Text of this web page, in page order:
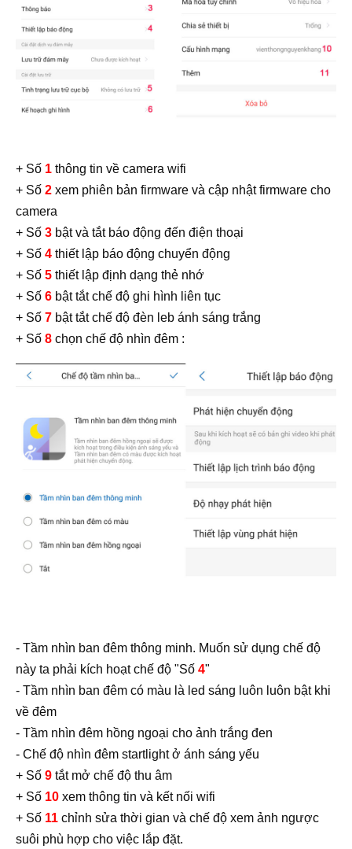
+ Số 1 thông tin về camera wifi
+ Số 2 xem phiên bản firmware và cập nhật firmware cho
camera
+ Số 3 bật và tắt báo động đến điện thoại
+ Số 4 thiết lập báo động chuyển động
+ Số 5 thiết lập định dạng thẻ nhớ
+ Số 6 bật tắt chế độ ghi hình liên tục
+ Số 7 bật tắt chế độ đèn leb ánh sáng trắng
+ Số 8 chọn chế độ nhìn đêm :
- Tầm nhìn ban đêm thông minh. Muốn sử dụng chế độ
này ta phải kích hoạt chế độ "Số 4"
- Tầm nhìn ban đêm có màu là led sáng luôn luôn bật khi
về đêm
- Tầm nhìn đêm hồng ngoại cho ảnh trắng đen
- Chế độ nhìn đêm startlight ở ánh sáng yếu
+ Số 9 tắt mở chế độ thu âm
+ Số 10 xem thông tin và kết nối wifi
+ Số 11 chỉnh sửa thời gian và chế độ xem ảnh ngược
suôi phù hợp cho việc lắp đặt.